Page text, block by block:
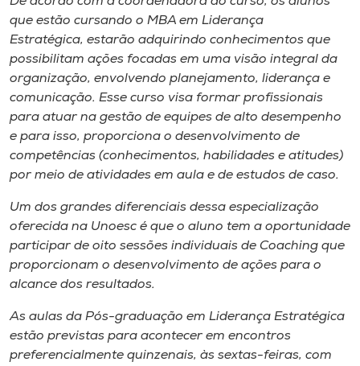
que estão cursando o MBA em Liderança
Estratégica, estarão adquirindo conhecimentos que
possibilitam ações focadas em uma visão integral da
organização, envolvendo planejamento, liderança e
comunicação. Esse curso visa formar profissionais
para atuar na gestão de equipes de alto desempenho
e para isso, proporciona o desenvolvimento de
competências (conhecimentos, habilidades e atitudes)
por meio de atividades em aula e de estudos de caso.
Um dos grandes diferenciais dessa especialização
oferecida na Unoesc é que o aluno tem a oportunidade
participar de oito sessões individuais de Coaching que
proporcionam o desenvolvimento de ações para o
alcance dos resultados.
As aulas da Pós-graduação em Liderança Estratégica
estão previstas para acontecer em encontros
preferencialmente quinzenais, às sextas-feiras, com